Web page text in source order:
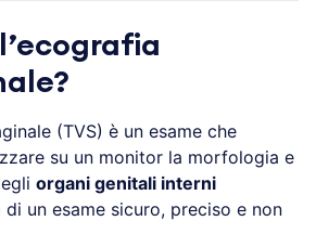
(TVS) è un esame che
su un monitor la morfologia e
organi genitali interni
di un esame sicuro, preciso e non